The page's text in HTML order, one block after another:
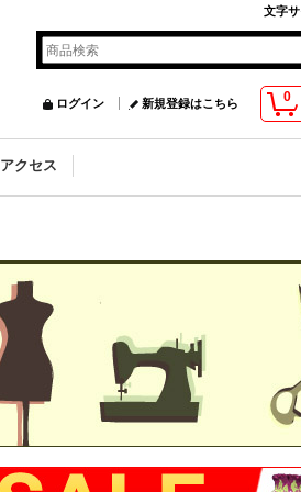
文字
0
ログイン 新規登録はこちら
アクセス